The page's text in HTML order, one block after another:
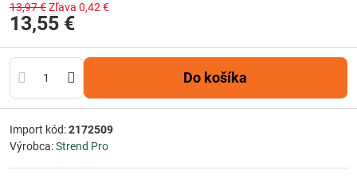
13,97 €Zľava 0,42 €
13,55 €
Do košíka
Import kód:2172509
Výrobca:Strend Pro